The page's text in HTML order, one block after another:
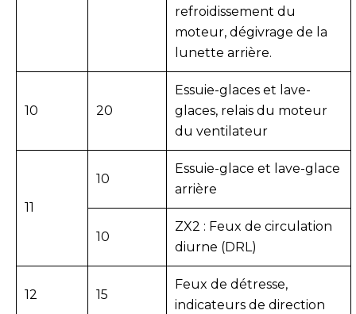
refroidissement du
moteur, dégivrage de la
lunette arrière.
10 20
Essuie-glaces et lave-
glaces, relais du moteur
du ventilateur
11
10
Essuie-glace et lave-glace
arrière
10
ZX2 : Feux de circulation
diurne (DRL)
12 15
Feux de détresse,
indicateurs de direction